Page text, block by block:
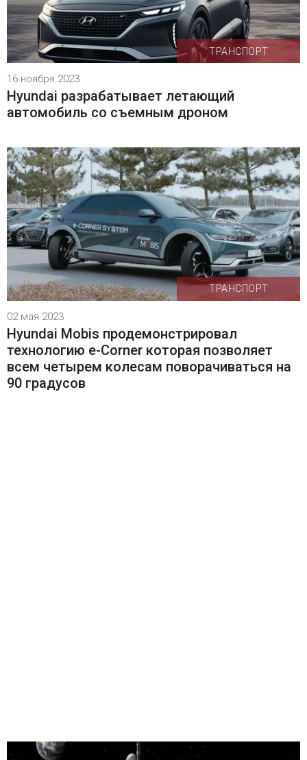
ТРАНСПОРТ
16 ноября 2023
Hyundai разрабатывает летающий
автомобиль со съемным дроном
ТРАНСПОРТ
02 мая 2023
Hyundai Mobis продемонстрировал
технологию e-Corner которая позволяет
всем четырем колесам поворачиваться на
90 градусов